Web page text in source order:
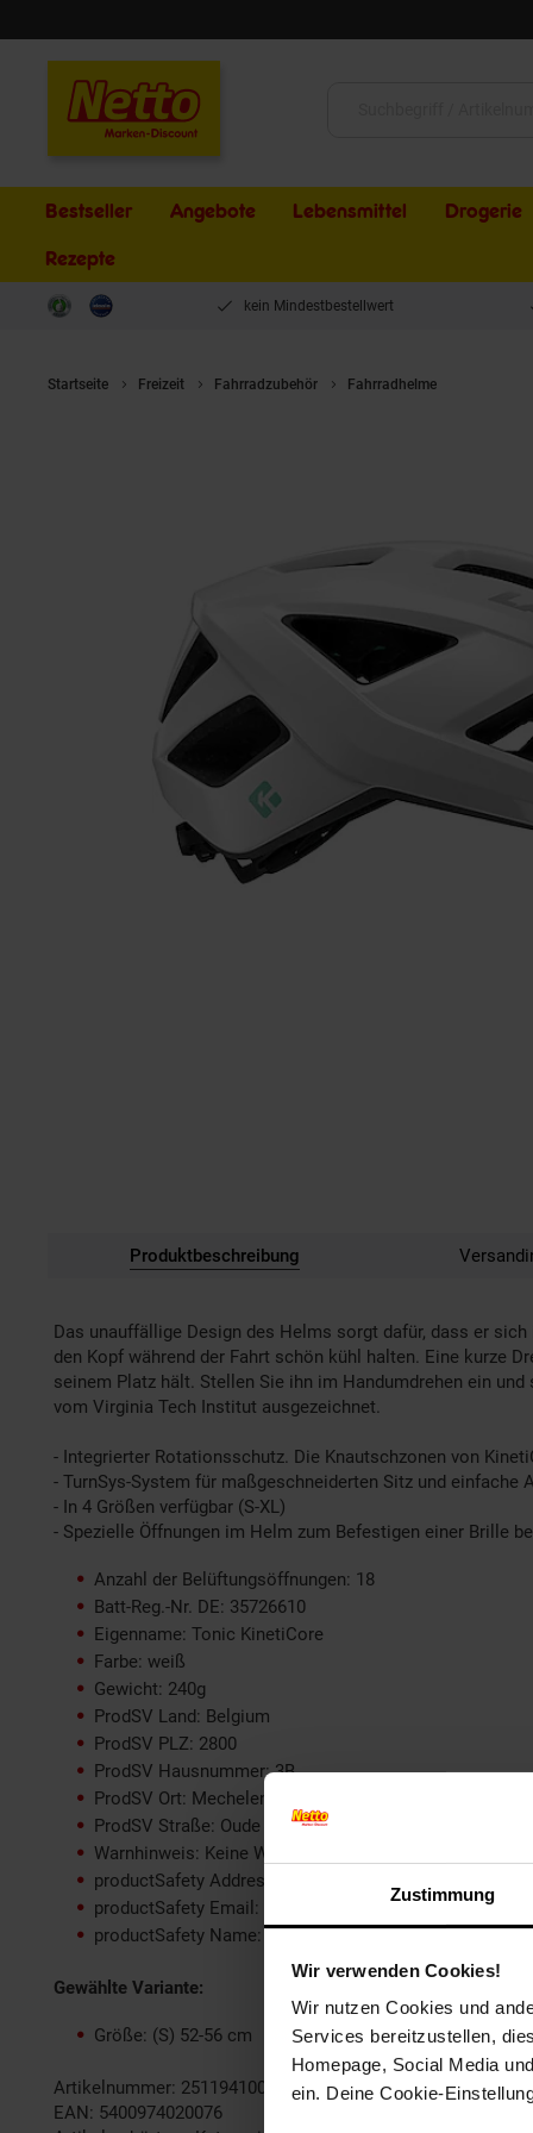
Zustimmung
Wir verwenden Cookies!
Wir nutzen Cookies und
Services bereitzustellen,
Homepage, Social Media
ein. Deine Cookie-
Bestseller Angebote Lebensmittel Drogerie
Rezepte
kein Mindestbestellwert
Startseite Freizeit Fahrradzubehör Fahrradhelme
Produktbeschreibung
Das unauffällige Design des Helms sorgt dafür, dass er
den Kopf während der Fahrt schön kühl halten. Eine kurze
seinem Platz hält. Stellen Sie ihn im Handumdrehen ein
vom Virginia Tech Institut ausgezeichnet.
- Integrierter Rotationsschutz. Die Knautschzonen von
- TurnSys-System für maßgeschneiderten Sitz und einfache
- In 4 Größen verfügbar (S-XL)
- Spezielle Öffnungen im Helm zum Befestigen einer Brille
Anzahl der Belüftungsöffnungen: 18
Batt-Reg.-Nr. DE: 35726610
Eigenname: Tonic KinetiCore
Farbe: weiß
Gewicht: 240g
ProdSV Land: Belgium
ProdSV PLZ: 2800
ProdSV Hausnummer: 3B
ProdSV Ort: Mechelen
ProdSV Straße: Oude Baan
Warnhinweis: Keine Warnhinweise vorhanden
productSafety Address: Oude Baan 3B, 2800 Mechelen,
productSafety Email: info@lazersport.com
productSafety Name: Lazer Sport
Gewählte Variante:
Größe: (S) 52-56 cm
Artikelnummer: 2511941000
EAN: 5400974020076